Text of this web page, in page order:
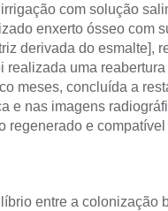
com solução
enxerto ósseo com
derivada do esmalte],
realizada uma
meses, concluída a
e nas imagens
regenerado e
entre a colonização